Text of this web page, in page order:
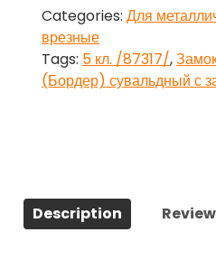
сувальдный
с
защёлкой
ЗВ9-
quantity
Categories: Для
врезные
Tags: 5 кл. /87317/,
(Бордер) сувальдный с
Description